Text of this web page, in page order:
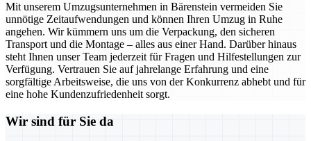
Mit unserem Umzugsunternehmen in Bärenstein vermeiden Sie
unnötige Zeitaufwendungen und können Ihren Umzug in Ruhe
angehen. Wir kümmern uns um die Verpackung, den sicheren
Transport und die Montage – alles aus einer Hand. Darüber hinaus
steht Ihnen unser Team jederzeit für Fragen und Hilfestellungen zur
Verfügung. Vertrauen Sie auf jahrelange Erfahrung und eine
sorgfältige Arbeitsweise, die uns von der Konkurrenz abhebt und für
eine hohe Kundenzufriedenheit sorgt.
Wir sind für Sie da